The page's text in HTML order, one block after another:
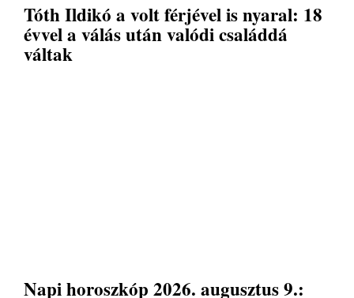
Tóth Ildikó a volt férjével is nyaral: 18
évvel a válás után valódi családdá
váltak
Napi horoszkóp 2026. augusztus 9.: